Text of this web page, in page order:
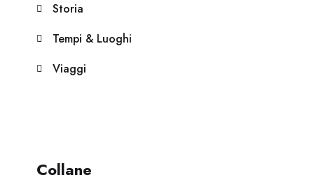
Storia
Tempi & Luoghi
Viaggi
Collane